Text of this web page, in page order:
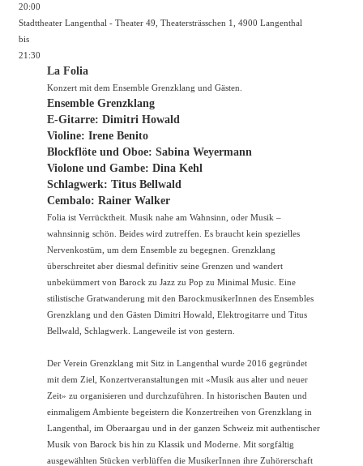
20:00
Stadttheater Langenthal - Theater 49, Theatersträsschen 1, 4900 Langenthal
bis
21:30
La Folia
Konzert mit dem Ensemble Grenzklang und Gästen.
Ensemble Grenzklang
E-Gitarre: Dimitri Howald
Violine: Irene Benito
Blockflöte und Oboe: Sabina Weyermann
Violone und Gambe: Dina Kehl
Schlagwerk: Titus Bellwald
Cembalo: Rainer Walker
Folia ist Verrücktheit. Musik nahe am Wahnsinn, oder Musik –
wahnsinnig schön. Beides wird zutreffen. Es braucht kein spezielles
Nervenkostüm, um dem Ensemble zu begegnen. Grenzklang
überschreitet aber diesmal definitiv seine Grenzen und wandert
unbekümmert von Barock zu Jazz zu Pop zu Minimal Music. Eine
stilistische Gratwanderung mit den BarockmusikerInnen des Ensembles
Grenzklang und den Gästen Dimitri Howald, Elektrogitarre und Titus
Bellwald, Schlagwerk. Langeweile ist von gestern.
Der Verein Grenzklang mit Sitz in Langenthal wurde 2016 gegründet
mit dem Ziel, Konzertveranstaltungen mit «Musik aus alter und neuer
Zeit» zu organisieren und durchzuführen. In historischen Bauten und
einmaligem Ambiente begeistern die Konzertreihen von Grenzklang in
Langenthal, im Oberaargau und in der ganzen Schweiz mit authentischer
Musik von Barock bis hin zu Klassik und Moderne. Mit sorgfältig
ausgewählten Stücken verblüffen die MusikerInnen ihre Zuhörerschaft